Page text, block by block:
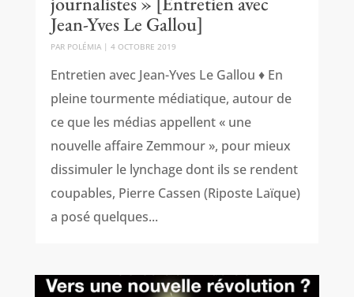
Jean-Yves Le Gallou]
PAR POLÉMIA| 4 OCTOBRE 2019
Entretien avec Jean-Yves Le Gallou ♦ En
pleine tourmente médiatique, autour de
ce que les médias appellent « une
nouvelle affaire Zemmour », pour mieux
dissimuler le lynchage dont ils se rendent
coupables, Pierre Cassen (Riposte Laïque)
a posé quelques...